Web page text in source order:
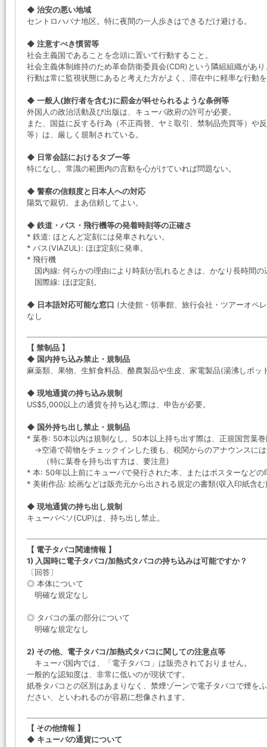
◆ 治安の悪い地域
セントロハバナ地区。特に夜間の一人歩きはできるだけ避ける。
◆ 注意すべき慣習等
社会主義国であることを念頭に置いて行動すること。
社会主義体制維持のため革命防衛委員会(CDR)という隣組組織があ
行動は常に監視状態にあると考えた方がよく、滞在中に軽率な行動
◆ 一般人(旅行者を含む)に罰金が科せられるような条例等
外国人の政治活動及び出版は、キューバ政府の許可が必要。
また、国益に反する行為（不正両替、ヤミ取引、禁制品売買等）や
等）は、厳しく規制されている。
◆ 日常会話におけるタブー等
特になし。常識の範囲内の言動を心がけていれば問題ない。
◆ 警察の信頼度と日本人への対応
陽気で親切。まあ信頼してよい。
◆ 鉄道・バス・飛行機等の発着時刻等の正確さ
* 鉄道: ほとんど定刻には発車されない。
* バス(VIAZUL): ほぼ定刻に発車。
* 飛行機
国内線: 何らかの理由により時刻が乱れるときは、かなり長時間の
国際線: ほぼ定刻。
◆ 日本語対応可能な窓口 (大使館・領事館、旅行会社・ツアーオペ
なし
【 禁制品 】
◆ 国内持ち込み禁止・規制品
麻薬類、果物、生鮮食料品、酪農製品や生皮、家電製品(湯沸しポッ
◆ 現地通貨の持ち込み規制
US$5,000以上の通貨を持ち込む際は、申告が必要。
◆ 国外持ち出し禁止・規制品
* 葉巻: 50本以内は規制なし。50本以上持ち出す際は、正規国営葉
→空港で荷物をチェックインした後も、税関からのアナウンスに
（特に葉巻を持ち出す方は、要注意)
* 本: 50年以上前にキューバで発行された本、またはポスターなど
* 美術作品: 絵画などは販売元から出される規定の書類(収入印紙含
◆ 現地通貨の持ち出し規制
キューバペソ(CUP)は、持ち出し禁止。
【 電子タバコ関連情報 】
1) 入国時に電子タバコ/加熱式タバコの持ち込みは可能ですか？
〔回答〕
◎ 本体について
明確な規定なし
◎ タバコの葉の部分について
明確な規定なし
2) その他、電子タバコ/加熱式タバコに関しての注意点等
キューバ国内では、「電子タバコ」は販売されておりません。
一般的な認知度は、非常に低いのが現状です。
紙巻タバコとの区別はあまりなく、禁煙ゾーンで電子タバコで煙を
ださい、といわれるのが容易に想像されます。
【 その他情報 】
◆ キューバの通貨について